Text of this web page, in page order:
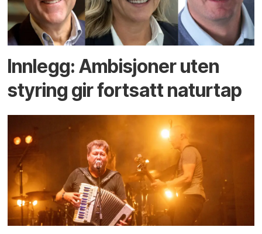
Innlegg: Ambisjoner uten
styring gir fortsatt naturtap